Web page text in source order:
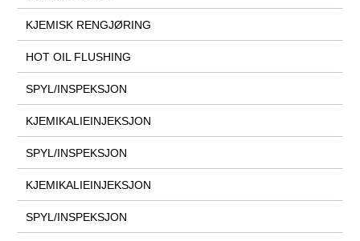
KJEMISK RENGJØRING
HOT OIL FLUSHING
SPYL/INSPEKSJON
KJEMIKALIEINJEKSJON
SPYL/INSPEKSJON
KJEMIKALIEINJEKSJON
SPYL/INSPEKSJON